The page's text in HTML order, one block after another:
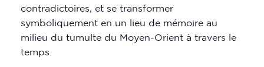
contradictoires, et se transformer
symboliquement en un lieu de mémoire au
milieu du tumulte du Moyen-Orient à travers le
temps.